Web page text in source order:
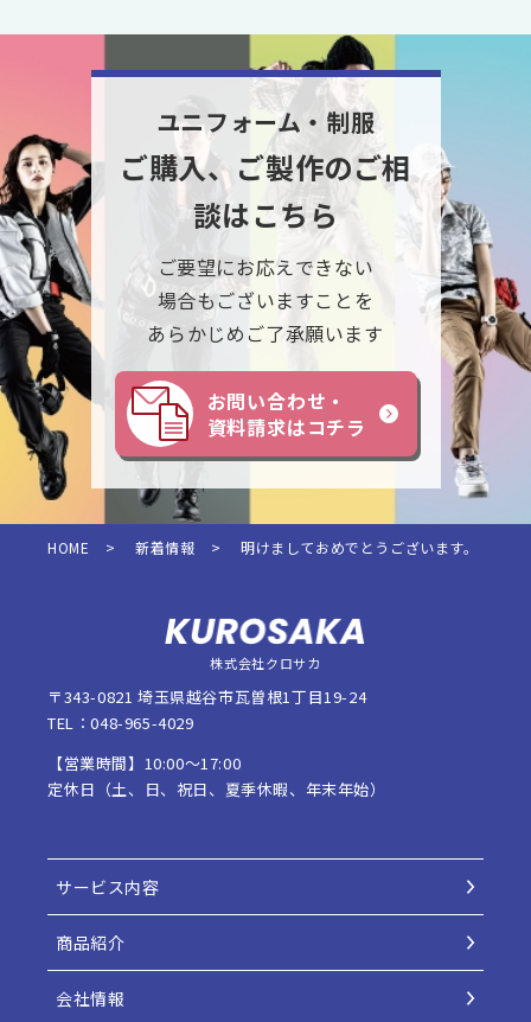
ユニフォーム・制服
ご購入、ご製作のご相
談はこちら
ご要望にお応えできない
場合もございますことを
あらかじめご了承願います
お問い合わせ・
資料請求はコチラ
HOME > 新着情報 > 明けましておめでとうございます。
株式会社クロサカ
〒343-0821 埼玉県越谷市瓦曽根1丁目19-24
TEL：048-965-4029
【営業時間】10:00〜17:00
定休日（土、日、祝日、夏季休暇、年末年始）
サービス内容
商品紹介
会社情報